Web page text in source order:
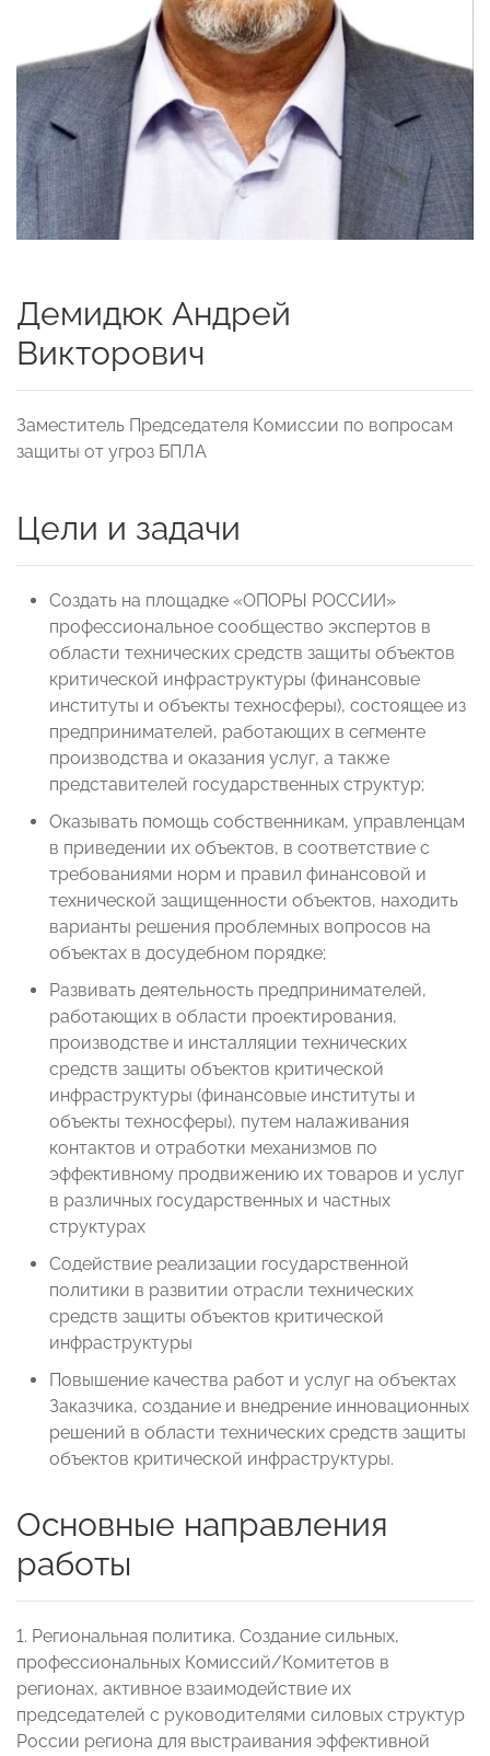
Демидюк Андрей
Викторович
Заместитель Председателя Комиссии по вопросам
защиты от угроз БПЛА
Цели и задачи
Создать на площадке «ОПОРЫ РОССИИ»
профессиональное сообщество экспертов в
области технических средств защиты объектов
критической инфраструктуры (финансовые
институты и объекты техносферы), состоящее из
предпринимателей, работающих в сегменте
производства и оказания услуг, а также
представителей государственных структур;
Оказывать помощь собственникам, управленцам
в приведении их объектов, в соответствие с
требованиями норм и правил финансовой и
технической защищенности объектов, находить
варианты решения проблемных вопросов на
объектах в досудебном порядке;
Развивать деятельность предпринимателей,
работающих в области проектирования,
производстве и инсталляции технических
средств защиты объектов критической
инфраструктуры (финансовые институты и
объекты техносферы), путем налаживания
контактов и отработки механизмов по
эффективному продвижению их товаров и услуг
в различных государственных и частных
структурах
Содействие реализации государственной
политики в развитии отрасли технических
средств защиты объектов критической
инфраструктуры
Повышение качества работ и услуг на объектах
Заказчика, создание и внедрение инновационных
решений в области технических средств защиты
объектов критической инфраструктуры.
Основные направления
работы
1. Региональная политика. Создание сильных,
профессиональных Комиссий/Комитетов в
регионах, активное взаимодействие их
председателей с руководителями силовых структур
России региона для выстраивания эффективной